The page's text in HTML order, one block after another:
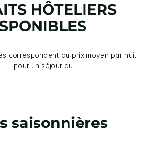
HÔTELIERS
correspondent au prix moyen par nuit
pour un séjour du
saisonnières